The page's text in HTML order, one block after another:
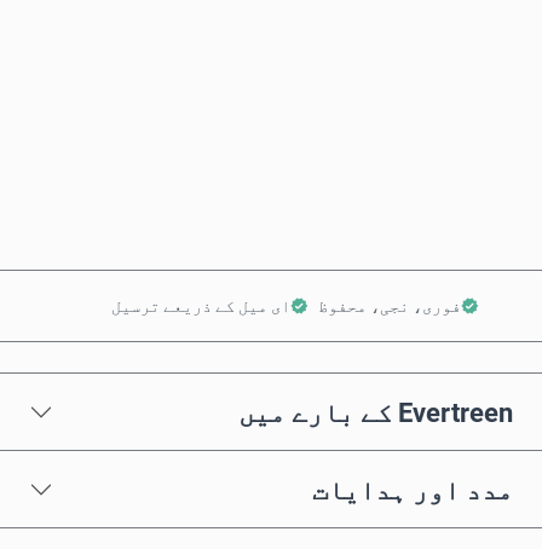
فوری، نجی، محفوظ ای میل کے ذریعے ترسیل
Evertreen کے بارے میں
مدد اور ہدایات